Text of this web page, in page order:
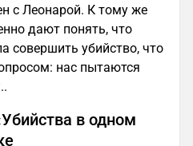
с Леонарой. К тому же
дают понять, что
совершить убийство, что
нас пытаются
в одном